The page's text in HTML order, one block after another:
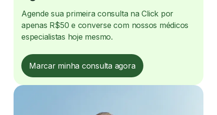
Agende sua primeira consulta na Click por
apenas R$50 e converse com nossos médicos
especialistas hoje mesmo.
Marcar minha consulta agora